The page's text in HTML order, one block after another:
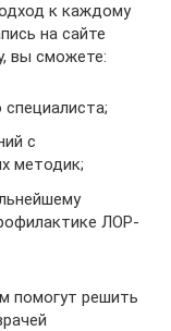
к каждому
на сайте
вы сможете:
с
методик;
ЛОР-
помогут решить